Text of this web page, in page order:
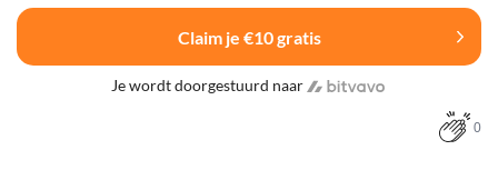
Claim je €10 gratis
Je wordt doorgestuurd naar
0